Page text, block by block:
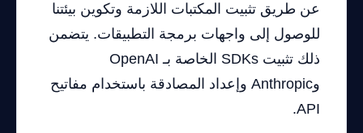
عن طريق تثبيت المكتبات اللازمة وتكوين بيئتنا
للوصول إلى واجهات برمجة التطبيقات. يتضمن
ذلك تثبيت SDKs الخاصة بـ OpenAI
وAnthropic وإعداد المصادقة باستخدام مفاتيح
API.